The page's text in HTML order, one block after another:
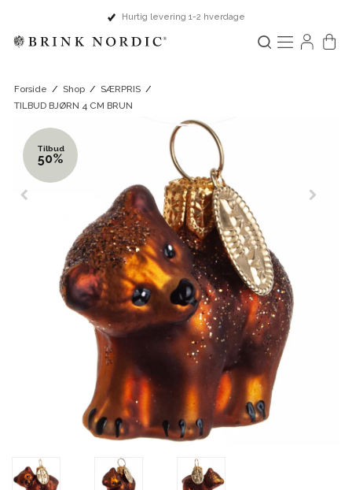
Hurtig levering 1-2 hverdage
Forside / Shop / SÆRPRIS /
TILBUD BJØRN 4 CM BRUN
Tilbud
50%